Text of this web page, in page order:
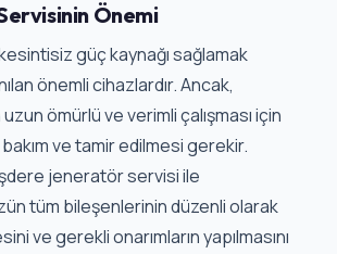
Önemi
güç kaynağı sağlamak
önemli cihazlardır. Ancak,
ömürlü ve verimli çalışması için
ve tamir edilmesi gerekir.
jeneratör servisi ile
tüm bileşenlerinin düzenli olarak
ve gerekli onarımların yapılmasını